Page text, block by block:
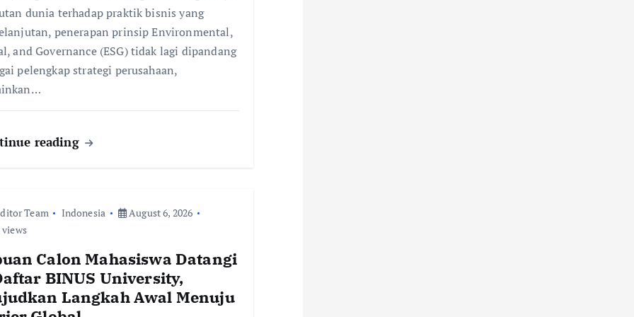
dunia terhadap praktik bisnis yang
penerapan prinsip Environmental,
and Governance (ESG) tidak lagi dipandang
pelengkap strategi perusahaan,
reading
Team Indonesia
August 6, 2026
views
Calon Mahasiswa Datangi
BINUS University,
Langkah Awal Menuju